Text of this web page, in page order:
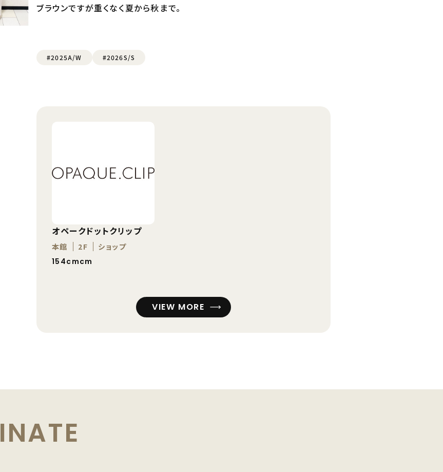
ブラウンですが重くなく夏から秋まで。
#2025A/W #2026S/S
オペークドットクリップ
本館 2F
ショップ
154cmcm
VIEW MORE